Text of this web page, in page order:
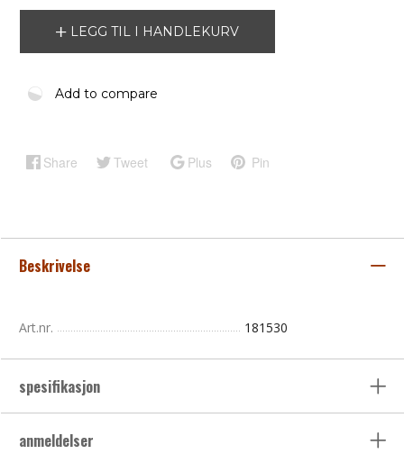
LEGG TIL I HANDLEKURV
Add to compare
Share Tweet Plus Pin
Beskrivelse
Art.nr. 181530
spesifikasjon
anmeldelser